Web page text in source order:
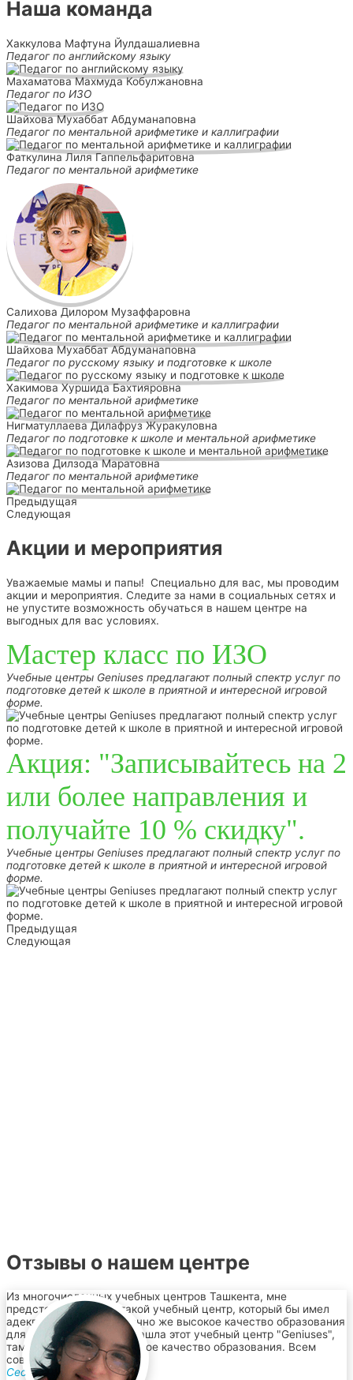
Наша команда
Хаккулова Мафтуна Йулдашалиевна
Педагог по английскому языку
Махаматова Махмуда Кобулжановна
Педагог по ИЗО
Шайхова Мухаббат Абдуманаповна
Педагог по ментальной арифметике и каллиграфии
Фаткулина Лиля Гаппельфаритовна
Педагог по ментальной арифметике
Салихова Дилором Музаффаровна
Педагог по ментальной арифметике и каллиграфии
Шайхова Мухаббат Абдуманаповна
Педагог по русскому языку и подготовке к школе
Хакимова Хуршида Бахтияровна
Педагог по ментальной арифметике
Нигматуллаева Дилафруз Журакуловна
Педагог по подготовке к школе и ментальной арифметике
Азизова Дилзода Маратовна
Педагог по ментальной арифметике
Предыдущая
Следующая
Акции и мероприятия
Уважаемые мамы и папы! Специально для вас, мы проводим
акции и мероприятия. Следите за нами в социальных сетях и
не упустите возможность обучаться в нашем центре на
выгодных для вас условиях.
Мастер класс по ИЗО
Учебные центры Geniuses предлагают полный спектр услуг по
подготовке детей к школе в приятной и интересной игровой
форме.
Акция: "Записывайтесь на 2
или более направления и
получайте 10 % скидку".
Учебные центры Geniuses предлагают полный спектр услуг по
подготовке детей к школе в приятной и интересной игровой
форме.
Предыдущая
Следующая
Отзывы о нашем центре
Из многочисленных учебных центров Ташкента, мне
предстояло выбрать такой учебный центр, который бы имел
адекватную цену и конечно же высокое качество образования
для моего братика. И я нашла этот учебный центр "Geniuses",
там все удобства и высокое качество образования. Всем
советую!
Сестра братика